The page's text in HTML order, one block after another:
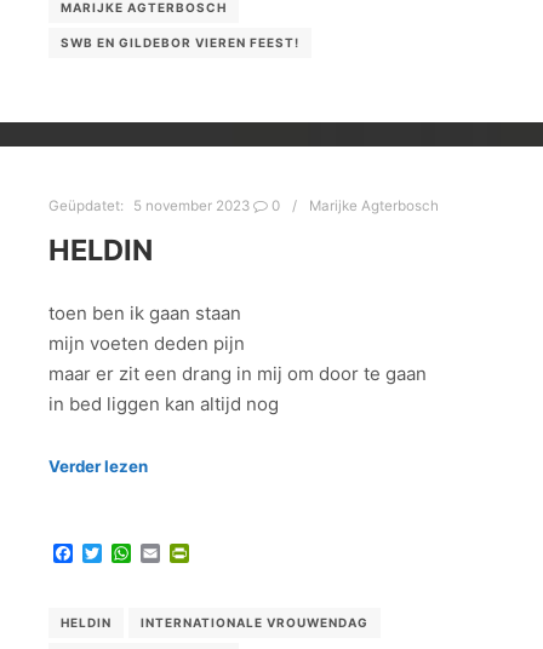
MARIJKE AGTERBOSCH
SWB EN GILDEBOR VIEREN FEEST!
Geüpdatet: 5 november 2023 0 Marijke Agterbosch
HELDIN
toen ben ik gaan staan
mijn voeten deden pijn
maar er zit een drang in mij om door te gaan
in bed liggen kan altijd nog
Verder lezen
Facebook
TwitterWhatsApp
Email
HELDIN INTERNATIONALE VROUWENDAG